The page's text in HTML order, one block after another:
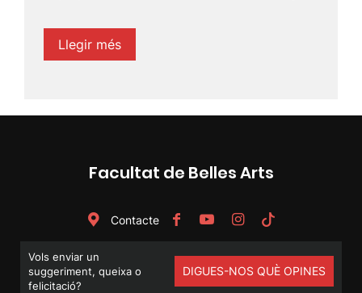
Llegir més
Facultat de Belles Arts
Contacte
Vols enviar un
suggeriment, queixa o
felicitació?
DIGUES-NOS QUÈ OPINES